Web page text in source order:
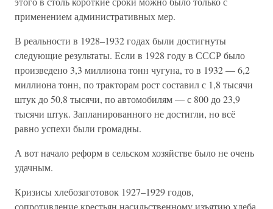
применением административных мер.
В реальности в 1928–1932 годах были достигнуты
следующие результаты. Если в 1928 году в СССР было
произведено 3,3 миллиона тонн чугуна, то в 1932 — 6,2
миллиона тонн, по тракторам рост составил с 1,8 тысячи
штук до 50,8 тысячи, по автомобилям — с 800 до 23,9
тысячи штук. Запланированного не достигли, но всё
равно успехи были громадны.
А вот начало реформ в сельском хозяйстве было не очень
удачным.
Кризисы хлебозаготовок 1927–1929 годов,
сопротивление крестьян насильственному изъятию хлеба